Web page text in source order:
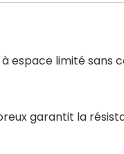
espace limité sans
garantit la